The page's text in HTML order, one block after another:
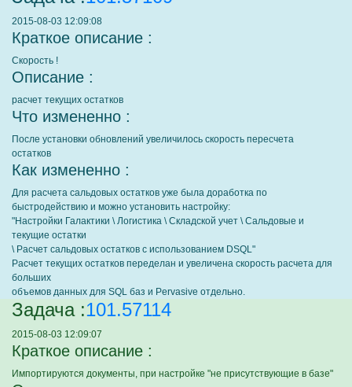
2015-08-03 12:09:08
Краткое описание :
Скорость !
Описание :
расчет текущих остатков
Что измененно :
После установки обновлений увеличилось скорость пересчета
остатков
Как измененно :
Для расчета сальдовых остатков уже была доработка по
быстродействию и можно установить настройку:
"Настройки Галактики \ Логистика \ Складской учет \ Сальдовые и
текущие остатки
\ Расчет сальдовых остатков с использованием DSQL"
Расчет текущих остатков переделан и увеличена скорость расчета для
больших
объемов данных для SQL баз и Pervasive отдельно.
Задача :101.57114
2015-08-03 12:09:07
Краткое описание :
Импортируются документы, при настройке "не присутствующие в базе"